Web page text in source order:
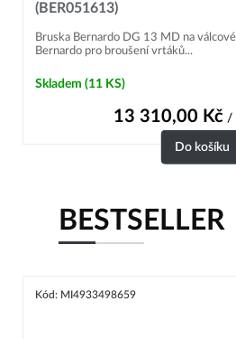
(BER051613)
Bruska Bernardo DG 13 MD na
Bernardo pro broušení vrtáků...
Skladem (11 KS)
13 310,00 Kč/
Do košíku
BESTSELLER
Kód: MI4933498659